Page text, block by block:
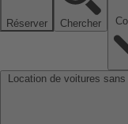
Réserver Chercher